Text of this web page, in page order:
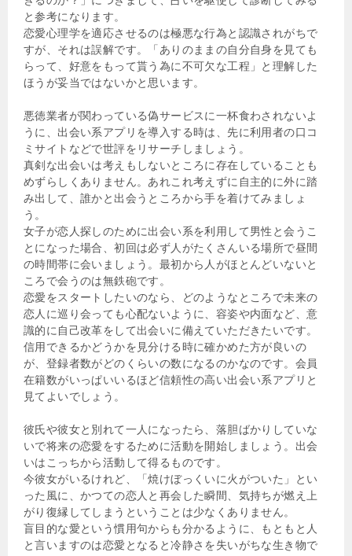
と参考になります。
恋愛心理学を適応させるのは極悪な行為と認識されがちで
すが、それは誤解です。「ありのままの自分自身を見ても
らって、好意をもって貰う為に不可欠な工程」と理解した
ほうが妥当ではないかと思います。
悪徳業者が関わっている偽サービスに一杯食わされないよ
うに、出会い系アプリを導入する時は、先に利用者の口コ
ミサイトなどで世評をリサーチしましょう。
真剣な出会いは考えもしないところに存在していることも
めずらしくありません。あれこれ考えずに自主的に外に踏
み出して、誰かと出会うところから手を着けてみましょ
う。
女子が恋人探しのために出会い系を利用して男性と会うこ
とになった場合、初回は必ず人がたくさんいる場所で昼間
の時間帯に会いましょう。最初から人がほとんどいないと
ころで会うのは無鉄砲です。
恋愛をスタートしたいのなら、どのようなところで未来の
恋人に巡り会っても心配ないように、容姿や内面など、意
識的に自己改革をして出会いに備えていただきたいです。
信用できるかどうかを見分ける時に確かめた方が良いの
が、登録者数がどのくらいの数になるのかなのです。会員
在籍数がいっぱいいるほど信頼性の高い出会い系アプリと
見てよいでしょう。
彼氏や彼女と別れて一人になったら、落胆ばかりしていな
いで将来の恋愛をするために活動を開始しましょう。出会
いはこっちから活動して得るものです。
今彼女がいるけれど、「焼けぼっくいに火がついた」とい
った風に、かつての恋人と再会した瞬間、気持ちが燃え上
がり復縁してしまうということは少なくありません。
盲目的な愛という慣用句からも分かるように、もともと人
と言いますのは恋愛となると冷静さを失いがちな生き物で